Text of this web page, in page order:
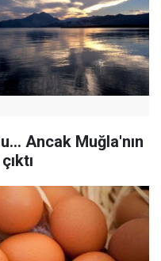
Ancak Muğla'nın